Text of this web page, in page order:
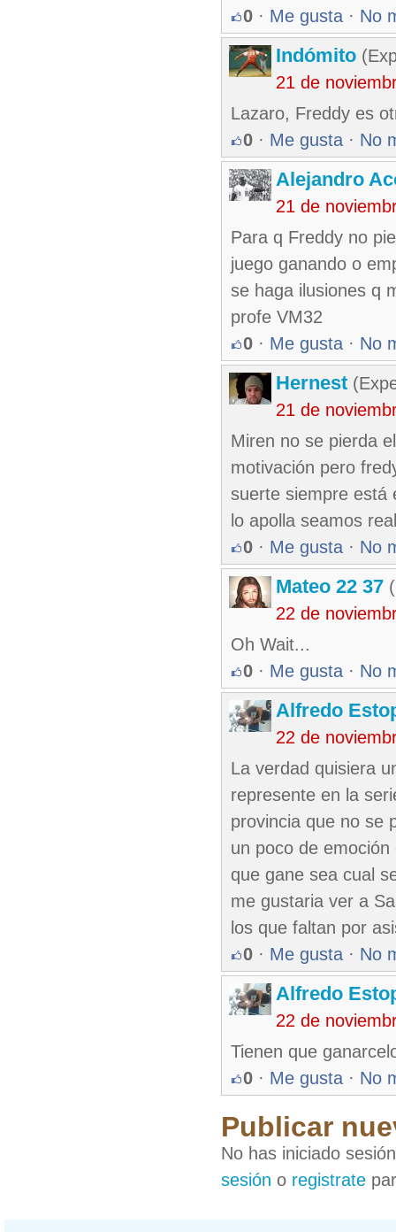
0 · Me gusta · No
Indómito
21 de
Lazaro, Freddy es
0 · Me gusta · No
Alejandro
21 de
Para q Freddy no
juego ganando o
se haga ilusiones q
profe VM32
0 · Me gusta · No
Hernest
21 de
Miren no se pierda
motivación pero
suerte siempre está
lo apolla seamos
0 · Me gusta · No
Mateo 22 37
22 de
Oh Wait...
0 · Me gusta · No
Alfredo
22 de
La verdad quisiera
represente en la
provincia que no se
un poco de
que gane sea cual
me gustaria ver a
los que faltan por
0 · Me gusta · No
Alfredo
22 de
Tienen que
0 · Me gusta · No
Publicar
No has iniciado
sesión o registrate